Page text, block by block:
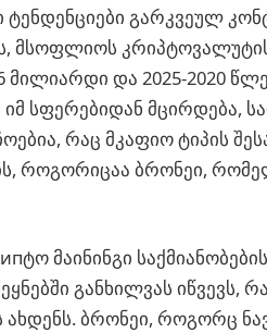
გარკვეულ
მსოფლიოს კრიპტოვალუტის
და 2025-2020
სფერებიდან მცირდება,
რაც მკაფიო ტიპის
როგორიცაა ბრონეი,
მაინინგი
განხილვას იწვევს,
ახდენს. ბრონეი, როგორც